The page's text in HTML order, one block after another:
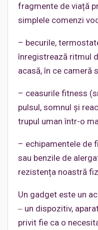
fragmente de viață
simplele comenzi
– becurile,
înregistrează ritmul
acasă, în ce cameră
– ceasurile fitness
pulsul, somnul și
trupul uman într-o
– echipamentele de
sau benzile de
rezistența noastră
Un gadget este un
‒ un dispozitiv,
privit fie ca o